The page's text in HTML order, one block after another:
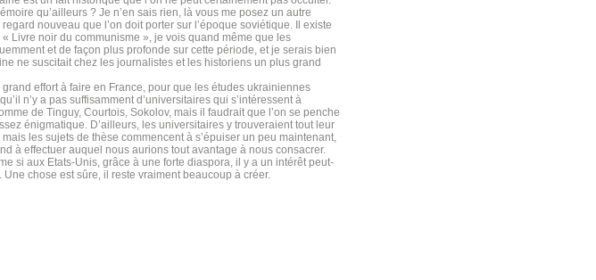
qu’ailleurs ? Je n’en sais rien, là vous me posez un autre
nouveau que l’on doit porter sur l’époque soviétique. Il existe
Livre noir du communisme », je vois quand même que les
et de façon plus profonde sur cette période, et je serais bien
ne suscitait chez les journalistes et les historiens un plus grand
effort à faire en France, pour que les études ukrainiennes
n’y a pas suffisamment d’universitaires qui s’intéressent à
de Tinguy, Courtois, Sokolov, mais il faudrait que l’on se penche
énigmatique. D’ailleurs, les universitaires y trouveraient tout leur
les sujets de thèse commencent à s’épuiser un peu maintenant,
à effectuer auquel nous aurions tout avantage à nous consacrer.
si aux Etats-Unis, grâce à une forte diaspora, il y a un intérêt peut-
chose est sûre, il reste vraiment beaucoup à créer.